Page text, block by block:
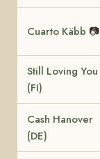
Cuarto Käbb 📷
Still Loving You
(FI)
Cash Hanover
(DE)